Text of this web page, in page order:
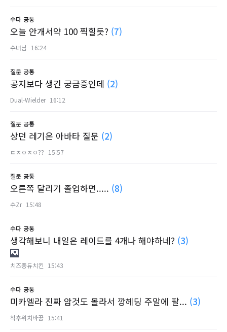
수다 공통
오늘 안개서약 100 찍힐듯? (7)
수녀님 16:24
질문 공통
공지보다 생긴 궁금증인데 (2)
Dual-Wielder 16:12
질문 공통
상던 레기온 아바타 질문 (2)
ㄷㅈㅇㅈㅇ?? 15:57
질문 공통
오른쪽 달리기 졸업하면..... (8)
수Zr 15:48
수다 공통
생각해보니 내일은 레이드를 4개나 해야하네? (3)
치즈퐁듀치킨 15:43
수다 공통
미카엘라 진짜 암것도 몰라서 깡헤딩 주말에 팔... (3)
척추위치바꿈 15:41